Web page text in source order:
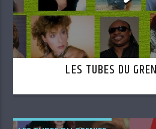
LES TUBES DU